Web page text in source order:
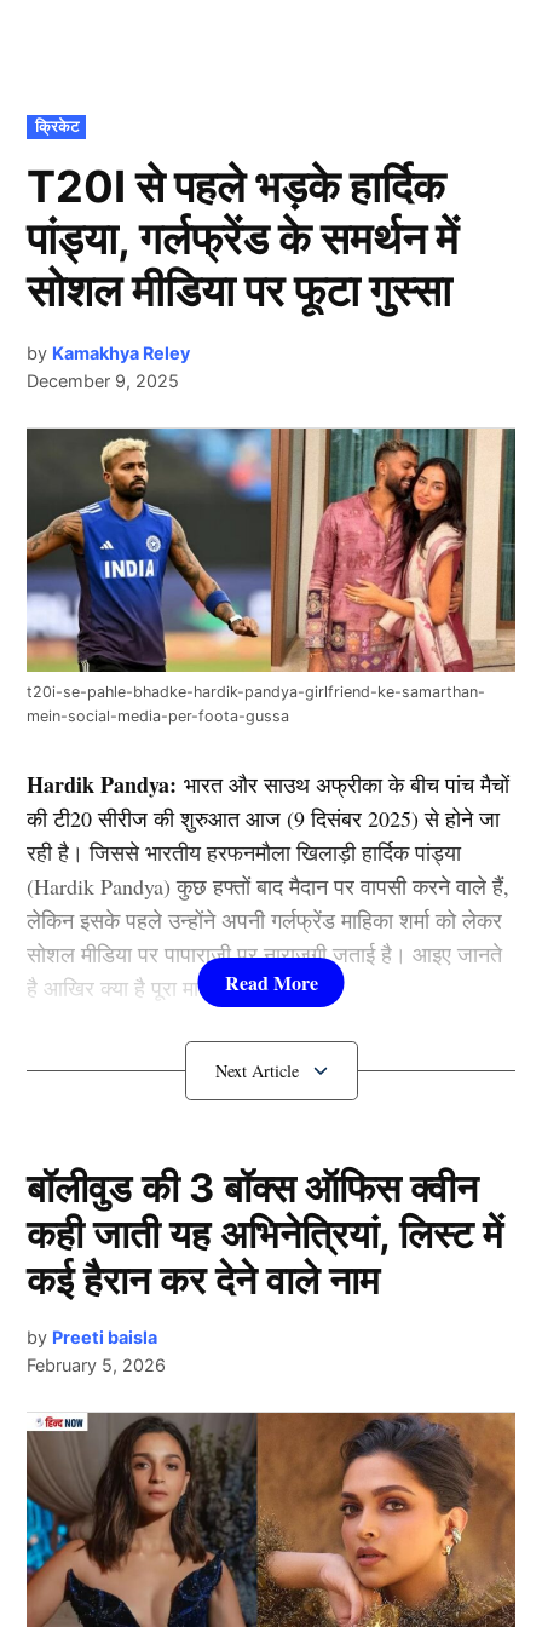
POSTED
IN
क्रिकेट
T20I से पहले भड़के हार्दिक
पांड्या, गर्लफ्रेंड के समर्थन में
सोशल मीडिया पर फूटा गुस्सा
by Kamakhya Reley
December 9, 2025
t20i-se-pahle-bhadke-hardik-pandya-girlfriend-ke-samarthan-
mein-social-media-per-foota-gussa
Hardik Pandya:भारत और साउथ अफ्रीका के बीच पांच मैचों
की टी20 सीरीज की शुरुआत आज (9 दिसंबर 2025) से होने जा
रही है। जिससे भारतीय हरफनमौला खिलाड़ी हार्दिक पांड्या
(Hardik Pandya) कुछ हफ्तों बाद मैदान पर वापसी करने वाले हैं,
लेकिन इसके पहले उन्होंने अपनी गर्लफ्रेंड माहिका शर्मा को लेकर
सोशल मीडिया पर पापाराजी पर नाराजगी जताई है। आइए जानते
है आखिर क्या है पूरा मामला…..
Hardik Pandya का फूटा गुस्सा
Hardik Pandya
दरअसल, भारतीय हरफनमौला खिलाड़ी हार्दिक पांड्या (Hardik
Pandya) ने हाल ही में अपने इंस्टाग्राम अकाउंट पर एक स्टोरी
शेयर की, जिसमें उन्होंने पापाराज़ी पर अपनी नाराज़गी जाहिर की।
आपको बता दें, उनकी गर्लफ्रेंड माहिका शर्मा की एक तस्वीर गलत
एंगल से क्लिक की गई थी, जिसे देखकर पांड्या बेहद निराश हुए।
उन्होंने लिखा, “मुझे पता है कि लोकप्रिय होने पर लोगों की नजरें
Next Article
बॉलीवुड की 3 बॉक्स ऑफिस क्वीन
कही जाती यह अभिनेत्रियां, लिस्ट में
कई हैरान कर देने वाले नाम
by Preeti baisla
February 5, 2026